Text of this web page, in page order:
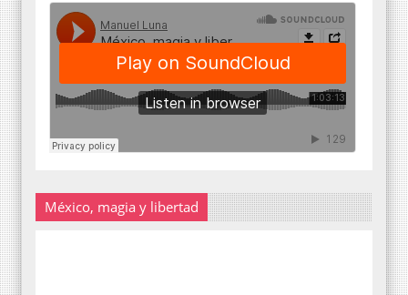
México, magia y libertad